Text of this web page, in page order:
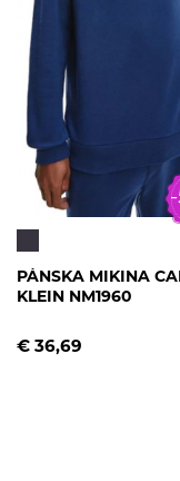
PÁNSKA MIKINA
KLEIN NM1960
€ 36,69